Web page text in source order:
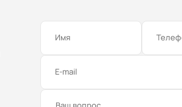
Имя
E-mail